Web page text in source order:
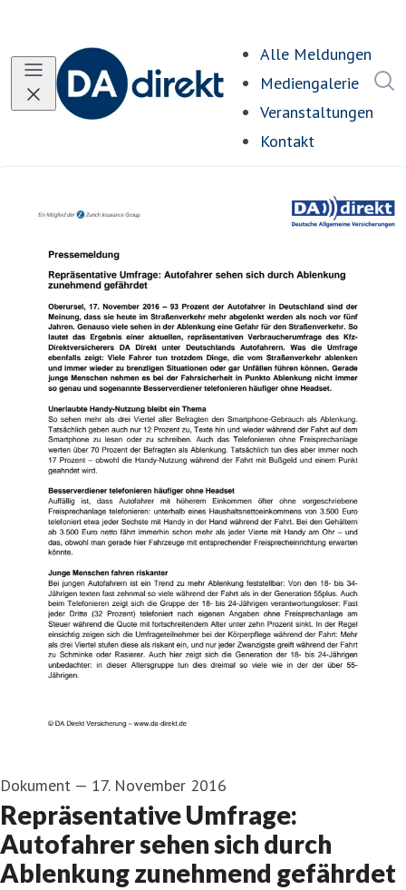
Alle Meldungen
Mediengalerie
Veranstaltungen
Kontakt
Dokument — 17. November 2016
Repräsentative Umfrage:
Autofahrer sehen sich durch
Ablenkung zunehmend gefährdet